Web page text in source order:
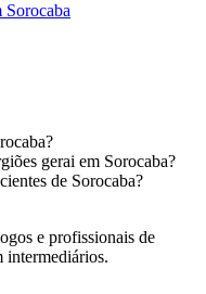
Sorocaba
?
gerai em Sorocaba?
de Sorocaba?
e profissionais de
intermediários.